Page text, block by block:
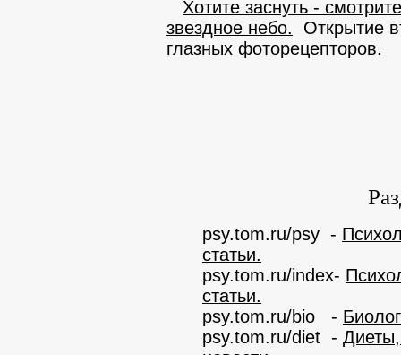
Хотите заснуть -
звездное небо. Открытие
глазных фоторецепторов.
psy.tom.ru/psy -
статьи.
psy.tom.ru/index-
статьи.
psy.tom.ru/bio -
psy.tom.ru/diet -